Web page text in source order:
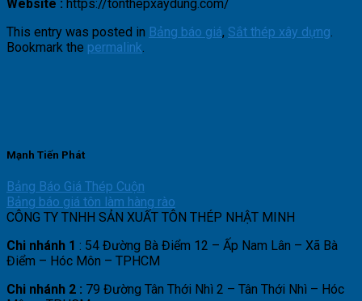
Website : https://tonthepxaydung.com/
This entry was posted in Bảng báo giá, Sắt thép xây dựng.
Bookmark the permalink.
Mạnh Tiến Phát
Bảng Báo Giá Thép Cuộn
Bảng báo giá tôn làm hàng rào
CÔNG TY TNHH SẢN XUẤT TÔN THÉP NHẬT MINH
Chi nhánh 1 : 54 Đường Bà Điểm 12 – Ấp Nam Lân – Xã Bà
Điểm – Hóc Môn – TPHCM
Chi nhánh 2 : 79 Đường Tân Thới Nhì 2 – Tân Thới Nhì – Hóc